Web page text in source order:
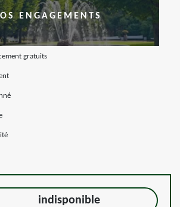
ENGAGEMENTS
gratuits
indisponible